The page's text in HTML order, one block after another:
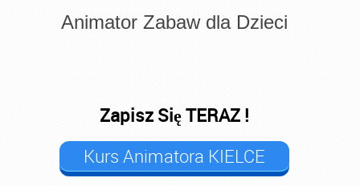
Animator Zabaw dla Dzieci
Zapisz Się TERAZ !
Kurs Animatora KIELCE